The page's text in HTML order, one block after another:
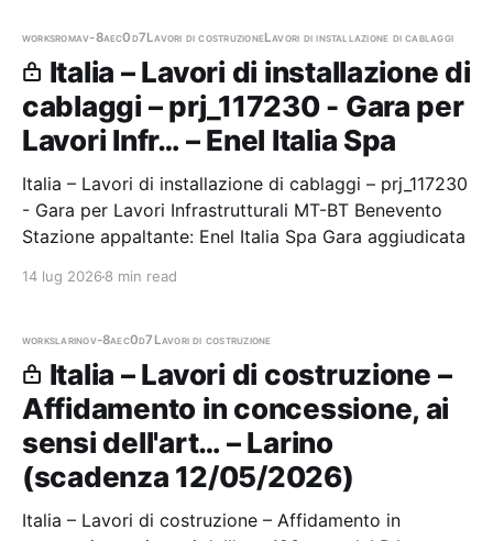
worksromav-8aec0d7Lavori di costruzioneLavori di installazione di cablaggi
Italia – Lavori di installazione di
cablaggi – prj_117230 - Gara per
Lavori Infr… – Enel Italia Spa
Italia – Lavori di installazione di cablaggi – prj_117230
- Gara per Lavori Infrastrutturali MT-BT Benevento
Stazione appaltante: Enel Italia Spa Gara aggiudicata
14 lug 2026 8 min read
workslarinov-8aec0d7 Lavori di costruzione
Italia – Lavori di costruzione –
Affidamento in concessione, ai
sensi dell'art… – Larino
(scadenza 12/05/2026)
Italia – Lavori di costruzione – Affidamento in